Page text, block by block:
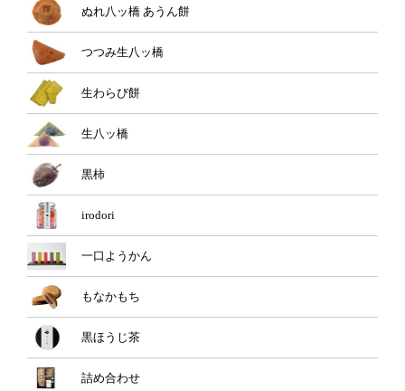
ぬれ八ッ橋 あうん餅
つつみ生八ッ橋
生わらび餅
生八ッ橋
黒柿
irodori
一口ようかん
もなかもち
黒ほうじ茶
詰め合わせ